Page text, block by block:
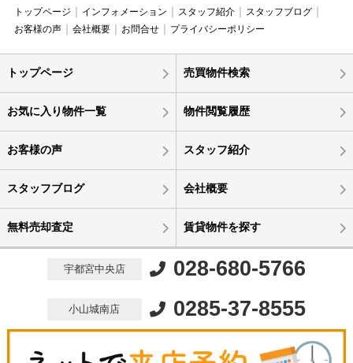
トップページ インフォメーション スタッフ紹介
スタッフブログ
お客様の声
会社概要 お問合せ プライバシーポリシー
トップページ 売買物件検索
お気に入り物件一覧 物件閲覧履歴
お客様の声 スタッフ紹介
スタッフブログ 会社概要
無料売却査定 賃貸物件を探す
宇都宮中央店 028-680-5766
小山城南店 0285-37-8555